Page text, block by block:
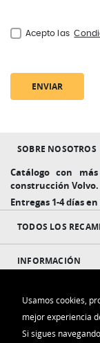
Usamos cookies,
mejor experiencia
Si sigues
Acepto las
ENVIAR
SOBRE NOSOTROS
Catálogo con
construcción Volvo.
Entregas 1-4 días
TODOS LOS
INFORMACIÓN
POLÍTICAS Y